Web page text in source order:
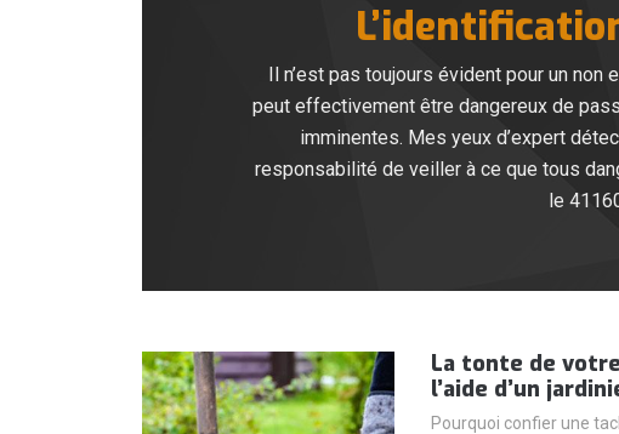
Il n’est pas toujours évident pour un non
peut effectivement être dangereux de
imminentes. Mes yeux d’expert
responsabilité de veiller à ce que tous
le
La tonte de
l’aide d’un
Pourquoi confier une